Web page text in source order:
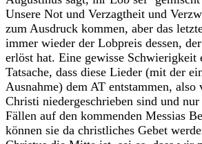
Unsere Not und Verzagtheit und
zum Ausdruck kommen, aber das
immer wieder der Lobpreis dessen,
erlöst hat. Eine gewisse Schwierigkeit
Tatsache, dass diese Lieder (mit der
Ausnahme) dem AT entstammen,
Christi niedergeschrieben sind und
Fällen auf den kommenden Messias
können sie da christliches Gebet